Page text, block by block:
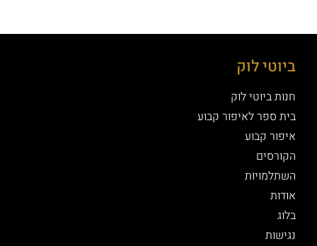
ביוטי לוק
חנות ביוטי לוק
בית ספר לאיפור קבוע
איפור קבוע
הקורסים
השתלמויות
אודות
בלוג
נגישות